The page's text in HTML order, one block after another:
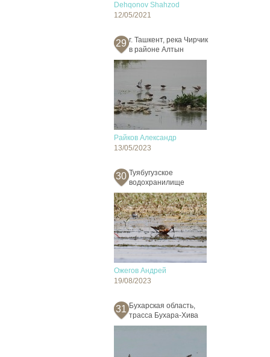
Dehqonov Shahzod
12/05/2021
29 г. Ташкент, река Чирчик
в районе Алтын
Райков Александр
13/05/2023
30 Туябугузское
водохранилище
Ожегов Андрей
19/08/2023
31 Бухарская область,
трасса Бухара-Хива